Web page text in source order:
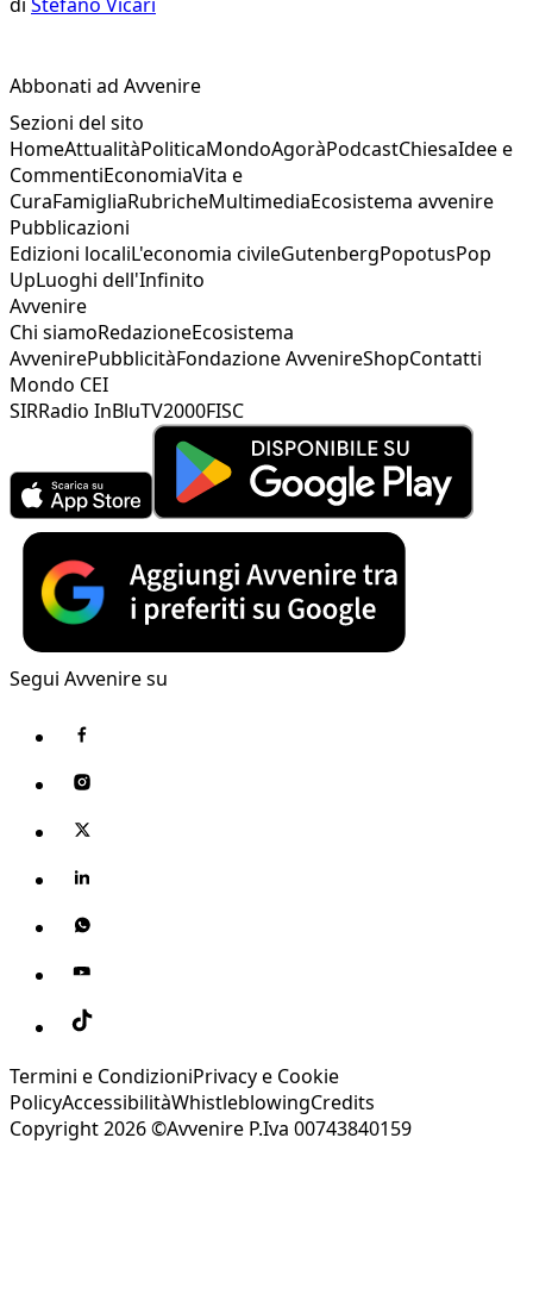
Abbonati ad Avvenire
Sezioni del sito
HomeAttualitàPoliticaMondoAgoràPodcastChiesaIdee e
CommentiEconomiaVita e
CuraFamigliaRubricheMultimediaEcosistema avvenire
Pubblicazioni
Edizioni localiL'economia civileGutenbergPopotusPop
UpLuoghi dell'Infinito
Avvenire
Chi siamoRedazioneEcosistema
AvvenirePubblicitàFondazione AvvenireShopContatti
Mondo CEI
SIRRadio InBluTV2000FISC
Segui Avvenire su
Termini e CondizioniPrivacy e Cookie
PolicyAccessibilitàWhistleblowingCredits
Copyright 2026 ©Avvenire P.Iva 00743840159